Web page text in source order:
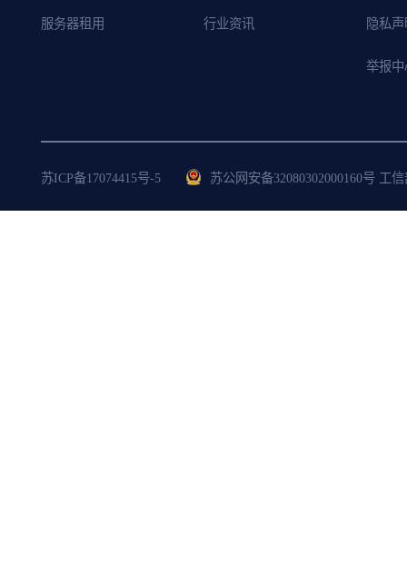
服务器租用 行业资讯 隐私
举报中
苏ICP备17074415号-5 苏公网安备32080302000160号 工